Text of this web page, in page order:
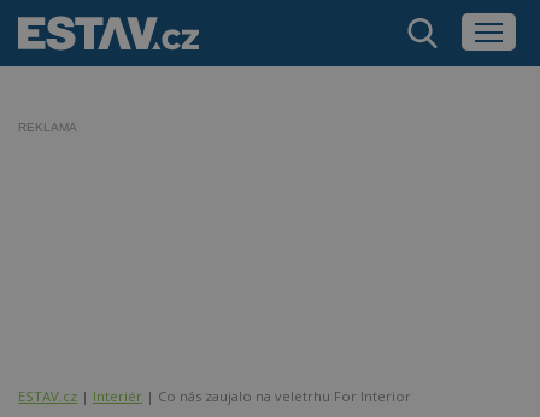
REKLAMA
ESTAV.cz Interiér Co nás zaujalo na veletrhu For Interior